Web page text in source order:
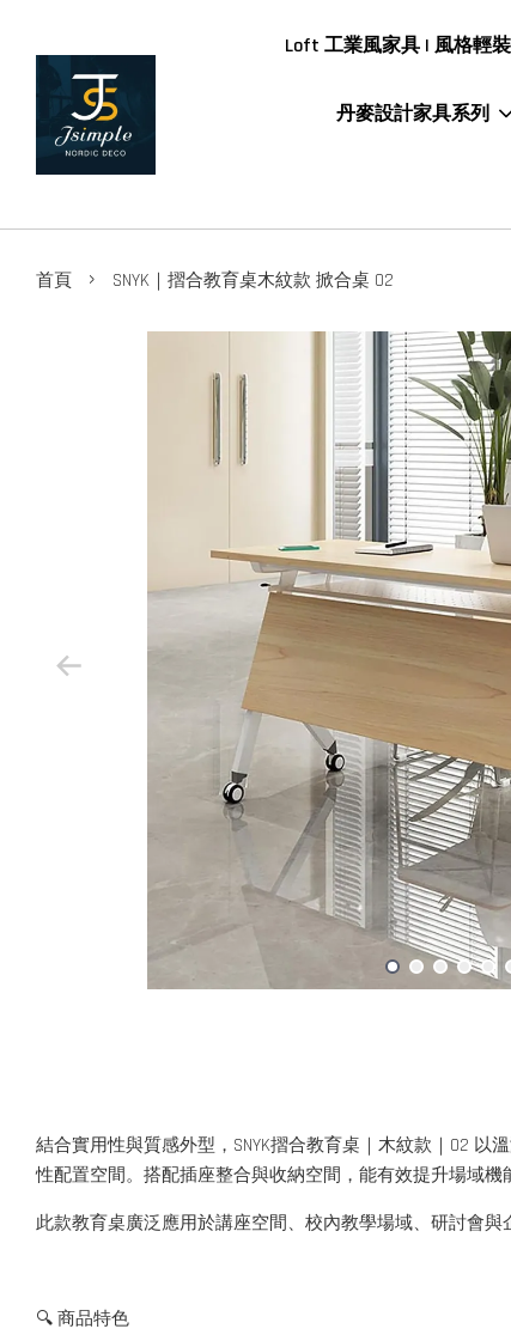
Loft 工業風家具 | 風格輕
丹麥設計家具系列
首頁 › SNYK｜摺合教育桌木紋款 掀合桌 02
結合實用性與質感外型，SNYK摺合教育桌｜木紋款｜02
性配置空間。搭配插座整合與收納空間，能有效提升場域機
此款教育桌廣泛應用於講座空間、校內教學場域、研討會
🔍 商品特色